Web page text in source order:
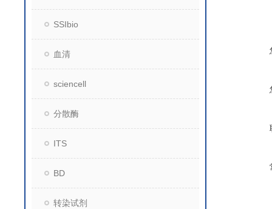
SSIbio
血清
sciencell
分散酶
ITS
BD
转染试剂